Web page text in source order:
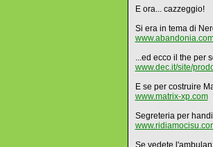
E ora... cazzeggio!
Si era in tema di
...ed ecco il the per
www.dec.it/site/
E se per costruire
www.matrix-xp.com
Segreteria per
Se vedete